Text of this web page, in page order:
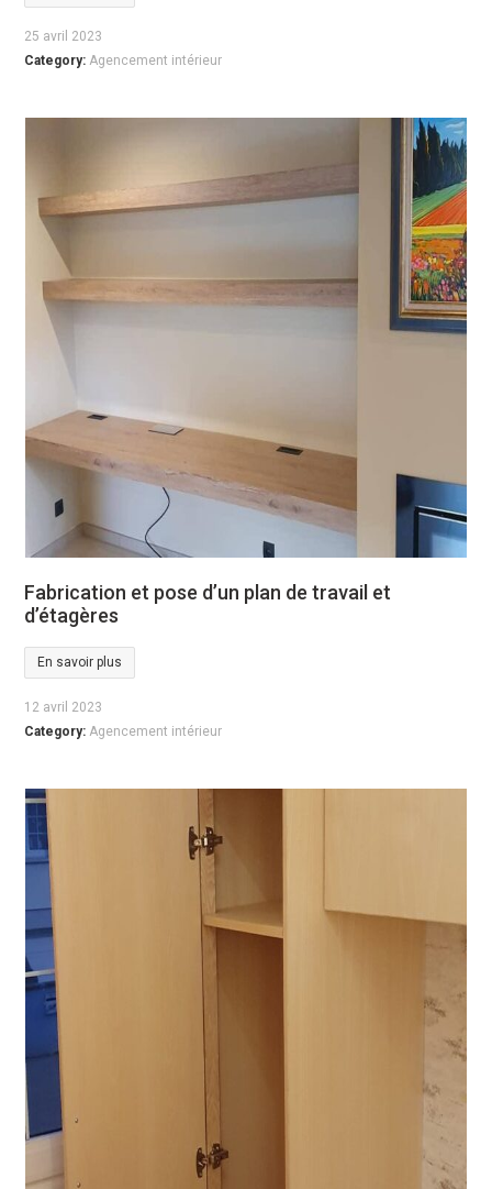
25 avril 2023
Category: Agencement intérieur
Fabrication et pose d’un plan de travail et
d’étagères
En savoir plus
12 avril 2023
Category: Agencement intérieur